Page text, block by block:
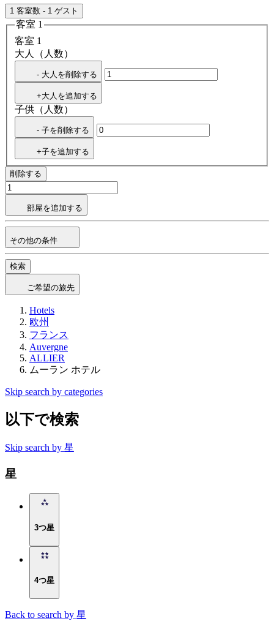
1 客室数 - 1 ゲスト
客室 1
客室 1
大人（人数）
- 大人を削除する
+大人を追加する
子供（人数）
- 子を削除する
+子を追加する
削除する
部屋を追加する
その他の条件
検索
ご希望の旅先
Hotels
欧州
フランス
Auvergne
ALLIER
ムーラン ホテル
Skip search by categories
以下で検索
Skip search by 星
星
3つ星
4つ星
Back to search by 星